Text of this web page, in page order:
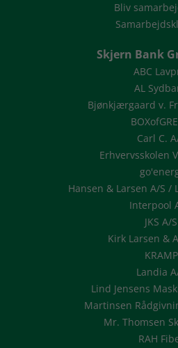
Bliv
Skjern Bank
ABC
AL
Bjønkjærgaard v.
Carl C.
Erhvervsskolen
Hansen & Larsen A/S /
Interpool
JKS A/S
Kirk Larsen &
KRAMP
Landia
Lind Jensens
Martinsen
Mr. Thomsen
RAH